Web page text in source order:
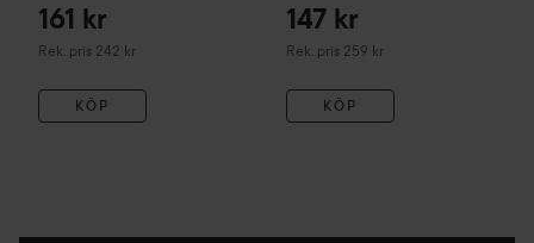
161 kr
Rek. pris 242 kr
Rekommenderat pris 242 kr
KÖP
147 kr
Rek. pris 259 kr
Rekommenderat pris 259 kr
KÖP